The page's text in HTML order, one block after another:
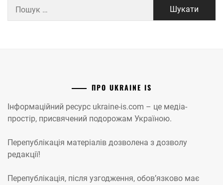
ПРО UKRAINE IS
Інформаційний ресурс ukraine-is.com – це медіа-
простір, присвячений подорожам Україною.
Перепублікація матеріалів дозволена з дозволу
редакції!
Перепублікація, після узгодження, обов’язково має